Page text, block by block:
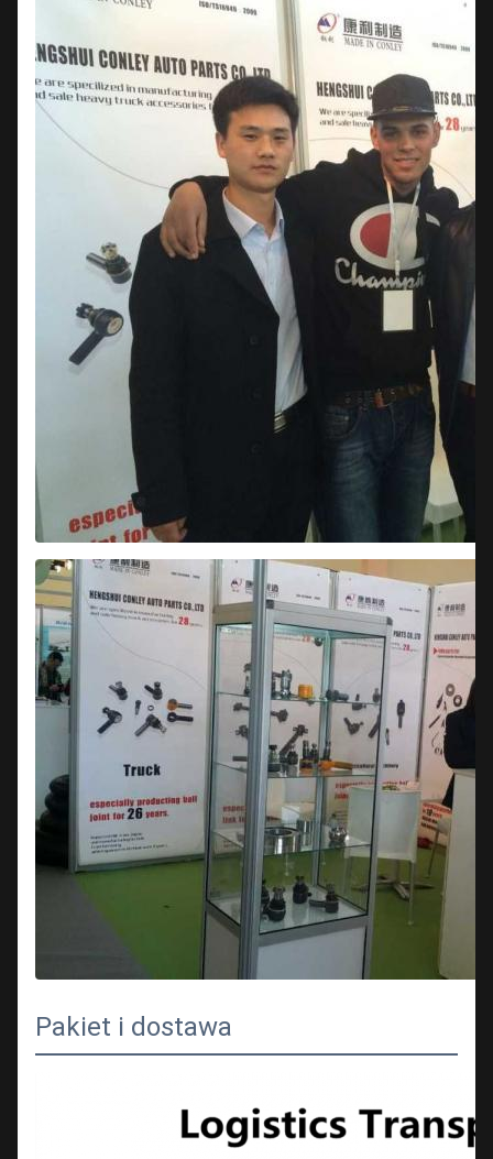
Pakiet i dostawa